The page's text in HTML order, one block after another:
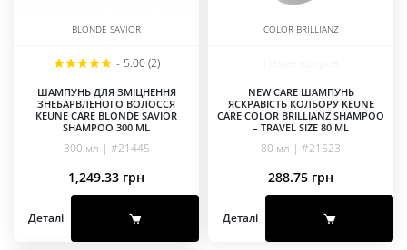
BLONDE SAVIOR
- 5.00 (2)
ШАМПУНЬ ДЛЯ ЗМІЦНЕННЯ
ЗНЕБАРВЛЕНОГО ВОЛОССЯ
KEUNE CARE BLONDE SAVIOR
SHAMPOO 300 ML
300 мл | #21445
1,249.33 грн
Деталі
COLOR BRILLIANZ
NEW CARE ШАМПУНЬ
ЯСКРАВІСТЬ КОЛЬОРУ KEUNE
CARE COLOR BRILLIANZ SHAMPOO
– TRAVEL SIZE 80 ML
80 мл | #21523
288.75 грн
Деталі